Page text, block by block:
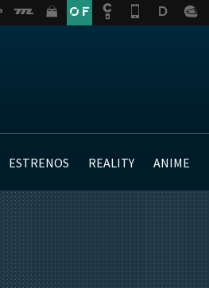
ESTRENOS REALITY ANIME